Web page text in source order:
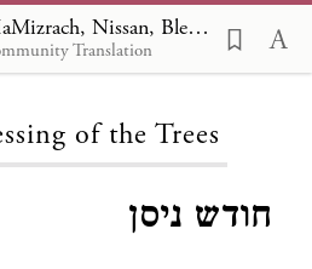
Siddur Edot HaMizrach, Nissan, Blessing of the Trees
Translation
Loading...
of the Trees
חודש ניסן